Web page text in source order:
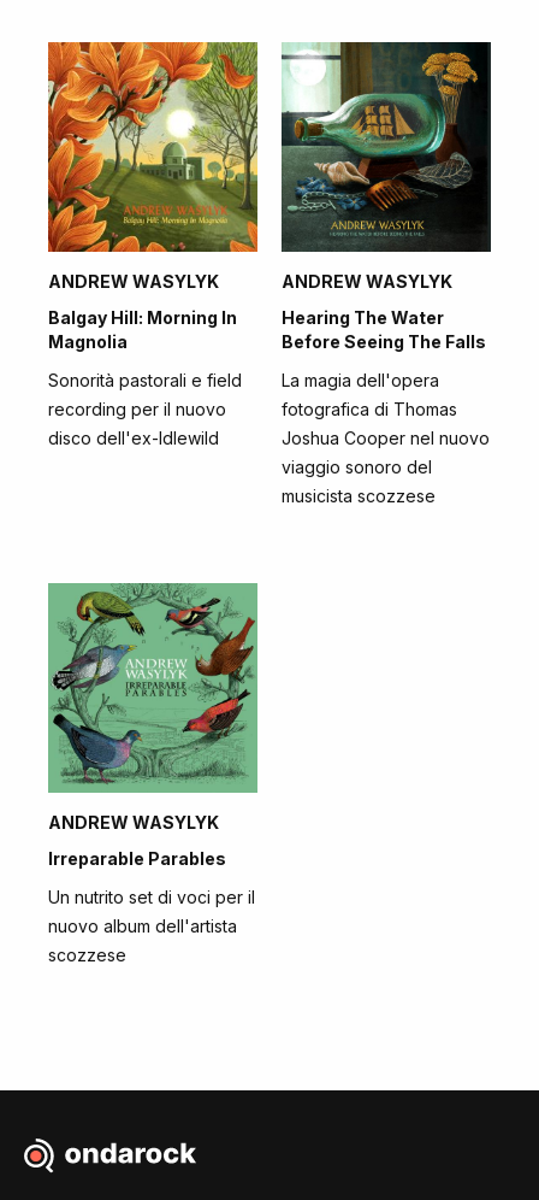
ANDREW WASYLYK
Balgay Hill: Morning In
Magnolia
Sonorità pastorali e field
recording per il nuovo
disco dell'ex-Idlewild
ANDREW WASYLYK
Hearing The Water
Before Seeing The Falls
La magia dell'opera
fotografica di Thomas
Joshua Cooper nel nuovo
viaggio sonoro del
musicista scozzese
ANDREW WASYLYK
Irreparable Parables
Un nutrito set di voci per il
nuovo album dell'artista
scozzese